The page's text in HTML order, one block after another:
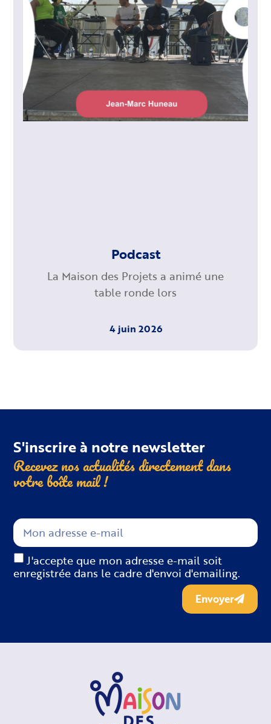
Podcast
La Maison des Projets a animé une
table ronde lors
4 juin 2026
S'inscrire à notre newsletter
Recevez nos actualités directement dans
votre boîtemail !
J'accepte que mon adresse e-mail soit
enregistrée dans le cadre d'envoi d'emailing.
Envoyer